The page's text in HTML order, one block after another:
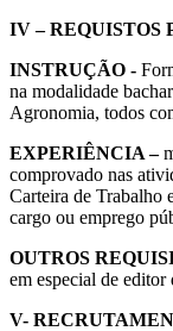
IV – REQUISTOS
INSTRUÇÃO -
na modalidade
Agronomia, todos
EXPERIÊNCIA –
comprovado nas
Carteira de Trabalho
cargo ou emprego
OUTROS
em especial de
V-